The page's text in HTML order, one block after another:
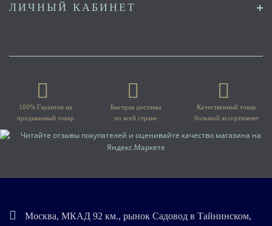
ЛИЧНЫЙ КАБИНЕТ
100% Гарантия на
продаваемый товар
Быстрая доставка
по всей стране
Качественный товар
большой ассортимент
Москва, МКАД 92 км., рынок Садовод в Тайнинском,